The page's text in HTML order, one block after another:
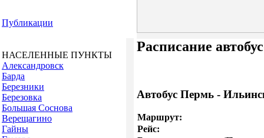
Публикации
НАСЕЛЕННЫЕ ПУНКТЫ
Александровск
Барда
Березники
Березовка
Большая Соснова
Верещагино
Гайны
Расписание
Автобус Пермь -
Маршрут:
Рейс: